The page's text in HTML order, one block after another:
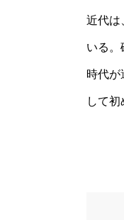
近代は
いる。
時代が
して